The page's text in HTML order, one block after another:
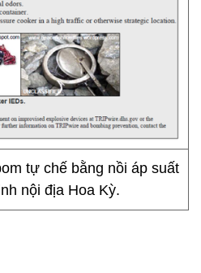
tự chế bằng nồi áp suất
nội địa Hoa Kỳ.